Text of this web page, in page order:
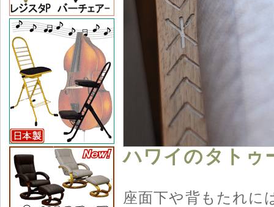
ハワイのタトゥ
座面下や背もたれに